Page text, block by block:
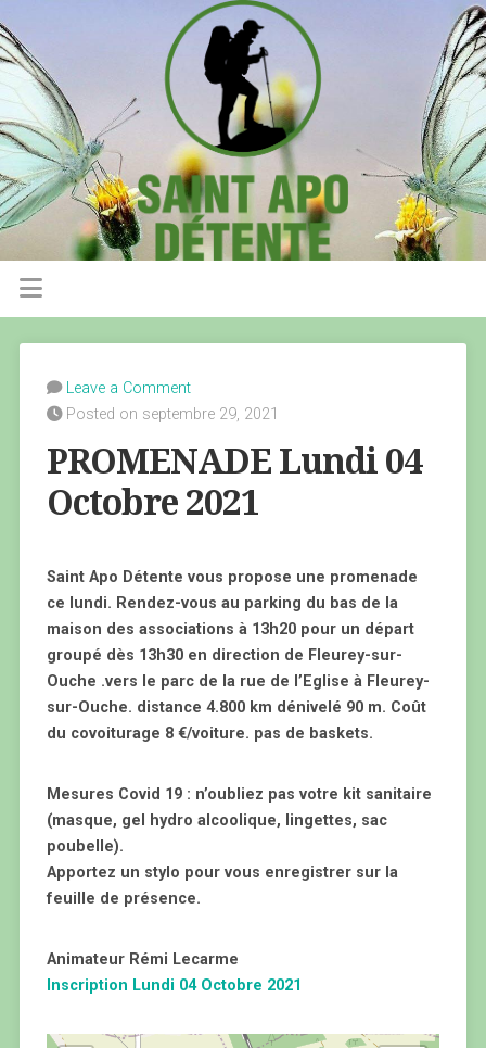
Leave a Comment
Posted on septembre 29, 2021
PROMENADE Lundi 04
Octobre 2021
Saint Apo Détente vous propose une promenade
ce lundi. Rendez-vous au parking du bas de la
maison des associations à 13h20 pour un départ
groupé dès 13h30 en direction de Fleurey-sur-
Ouche .vers le parc de la rue de l’Eglise à Fleurey-
sur-Ouche. distance 4.800 km dénivelé 90 m. Coût
du covoiturage 8 €/voiture. pas de baskets.
Mesures Covid 19 : n’oubliez pas votre kit sanitaire
(masque, gel hydro alcoolique, lingettes, sac
poubelle).
Apportez un stylo pour vous enregistrer sur la
feuille de présence.
Animateur Rémi Lecarme
Inscription Lundi 04 Octobre 2021